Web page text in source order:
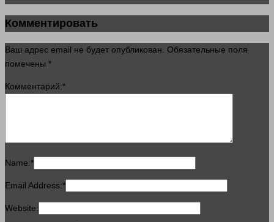
Комментировать
Ваш адрес email не будет опубликован. Обязательные поля
помечены *
Комментарий:*
Name:*
Email Address:*
Website: